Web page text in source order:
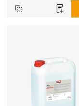
was.